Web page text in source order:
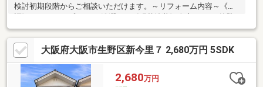
検討初期段階からご相談いただけます。～リフォーム内容～《新
調》ガラストップコンロ/洗濯パン《張替塗装》全室クロス/外壁/
バルコニー防蟻工事、ハウスクリーニングも完了しております!!・
大阪メトロ千日前線「北巽」駅 徒歩7分・広々ルーフバルコニー
が魅力的な鉄骨造住宅・追加リフォームも承ります・現在空家に
つき即日内覧可能+即引き渡し可能物件◆◆◆不動産のことなら
株式会社ジノベーションへ◆◆◆住まい探しはもちろん相続相談
などもお任せください!!06-4309-8878までお問い合わせお待ちして
大阪府大阪市生野区新今里７ 2,680万円 5SDK
2,680万円